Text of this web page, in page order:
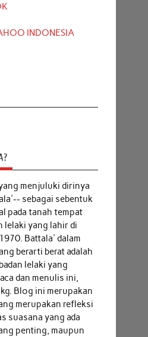
INDONESIA
menjuluki dirinya
sebagai sebentuk
pada tanah tempat
lelaki yang lahir di
Battala' dalam
berarti berat adalah
lelaki yang
dan menulis ini,
Blog ini merupakan
merupakan refleksi
suasana yang ada
penting, maupun